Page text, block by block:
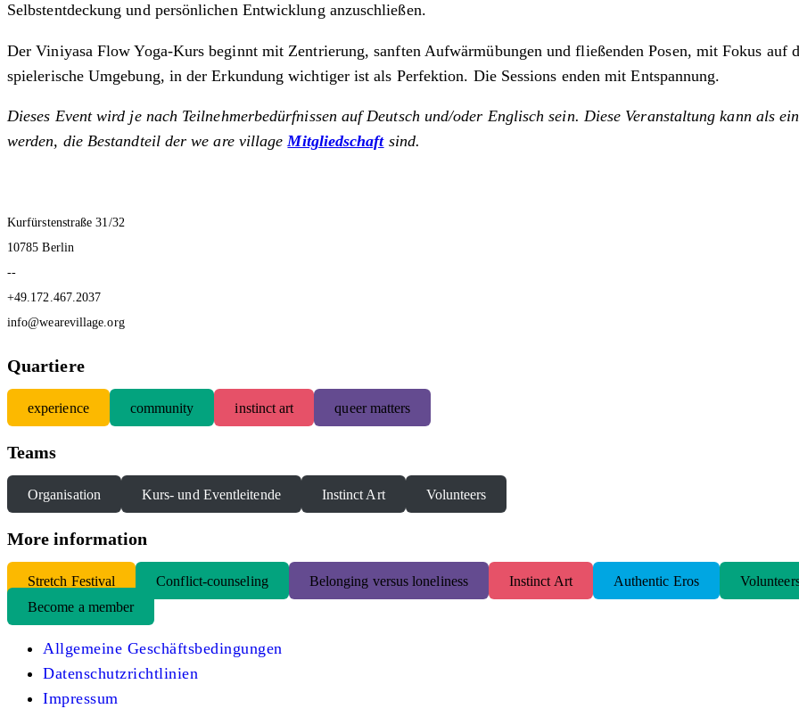
Selbstentdeckung und persönlichen Entwicklung anzuschließen.
Der Viniyasa Flow Yoga-Kurs beginnt mit Zentrierung, sanften Aufwärmübungen und fließenden Posen, mit Fokus auf
spielerische Umgebung, in der Erkundung wichtiger ist als Perfektion. Die Sessions enden mit Entspannung.
Dieses Event wird je nach Teilnehmerbedürfnissen auf Deutsch und/oder Englisch sein. Diese Veranstaltung kann als
werden, die Bestandteil der we are villageMitgliedschaftsind.
Kurfürstenstraße 31/32
10785 Berlin
--
+49.172.467.2037
info@wearevillage.org
Quartiere
experience community instinct art queer matters
Teams
Organisation Kurs- und Eventleitende Instinct Art Volunteers
More information
Stretch Festival Conflict-counseling Belonging versus loneliness Instinct Art Authentic Eros
Become a member
Allgemeine Geschäftsbedingungen
Datenschutzrichtlinien
Impressum